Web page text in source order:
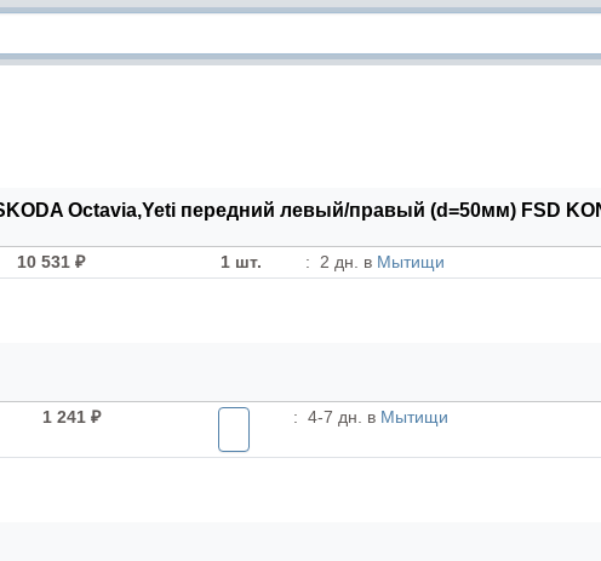
Octavia,Yeti передний левый/правый (d=50мм) FSD
10 531 ₽ 1 шт. : 2 дн. в Мытищи
1 241 ₽ : 4-7 дн. в Мытищи